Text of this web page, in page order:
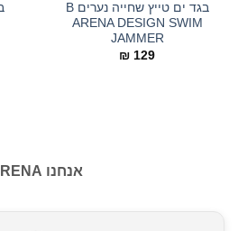
בגד ים טייץ שחייה נערים B
ARENA DESIGN SWIM
JAMMER
₪ 129
אנחנו ARENA